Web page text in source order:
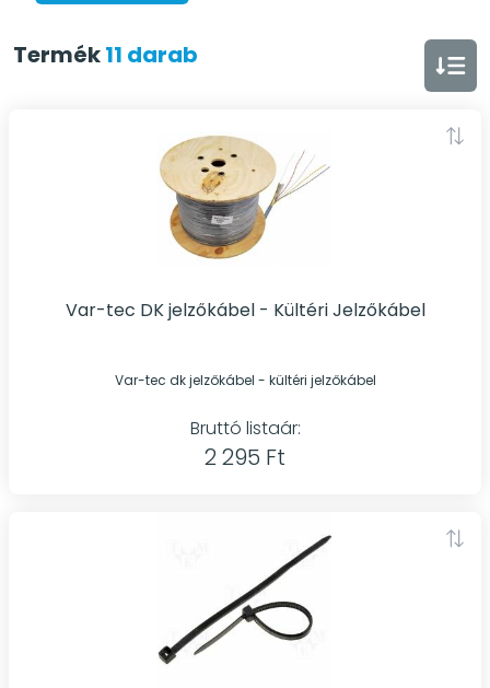
Termék11 darab
Var-tec DK jelzőkábel - Kültéri Jelzőkábel
Var-tec dk jelzőkábel - kültéri jelzőkábel
Bruttó listaár:
2 295 Ft